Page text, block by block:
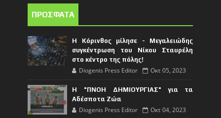
ΠΡΟΣΦΑΤΑ
Η Κόρινθος μίλησε - Μεγαλειώδης
συγκέντρωση του Νίκου Σταυρέλη
στο κέντρο της πόλης!
Diogenis Press Editor Οκτ 05, 2023
Η "ΠΝΟΗ ΔΗΜΙΟΥΡΓΙΑΣ" για τα
Αδέσποτα Ζώα
Diogenis Press Editor Οκτ 04, 2023